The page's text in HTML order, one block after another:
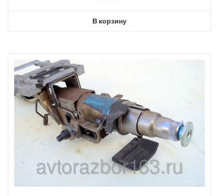
В корзину